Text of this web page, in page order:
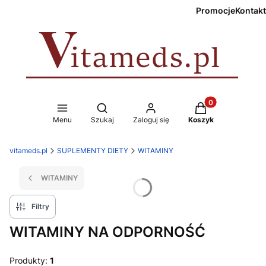
PromocjeKontakt
Menu
Otwórz wyszukiwarkę
Szukaj Zaloguj się
Produkty w
Koszyk
vitameds.pl SUPLEMENTY DIETY WITAMINY
WITAMINY
Filtry
WITAMINY NA ODPORNOŚĆ
Produkty: 1